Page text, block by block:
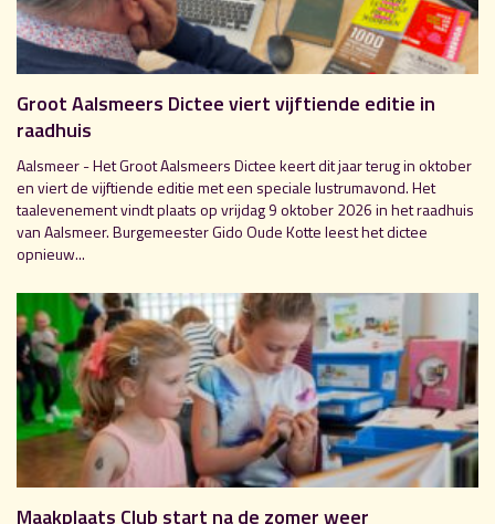
Groot Aalsmeers Dictee viert vijftiende editie in
raadhuis
Aalsmeer - Het Groot Aalsmeers Dictee keert dit jaar terug in oktober
en viert de vijftiende editie met een speciale lustrumavond. Het
taalevenement vindt plaats op vrijdag 9 oktober 2026 in het raadhuis
van Aalsmeer. Burgemeester Gido Oude Kotte leest het dictee
opnieuw...
Maakplaats Club start na de zomer weer